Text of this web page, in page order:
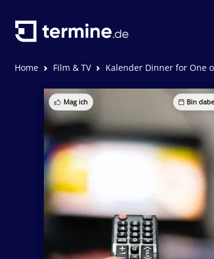
Home Film & TV Kalender Dinner for One
Mag ich Bin